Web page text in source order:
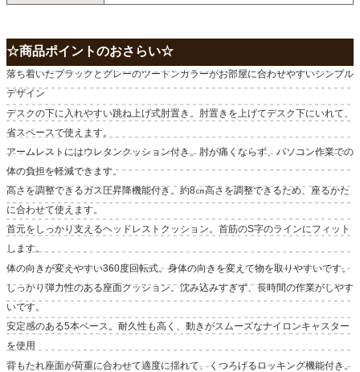
☆商品ポイントのおさらい☆
落ち着いたブラックとグレーのツートンカラーがお部屋に合わせやすいシンプル
デザイン
デスクの下に入れやすい跳ね上げ式肘置き。肘置きを上げてデスク下にいれて、
省スペースで使えます。
アームレストにはウレタンクッション付き。肘が痛くならず、パソコン作業での
体の負担を軽減できます。
高さを調整できるガス圧昇降機能付き。約8㎝高さを調整できるため、座るかた
に合わせて使えます。
首元をしっかり支えるヘッドレストクッション。首筋のS字のラインにフィット
します。
体の向きが変えやすい360度回転式。身体の向きを変えて物を取りやすいです。
しっかり弾力性のある座面クッション。沈み込みすぎず、長時間の作業がしやす
いです。
安定感のある5本ベース。耐久性も高く、動きがスムーズなナイロンキャスター
を使用
背もたれ座面が荷重に合わせて適度に揺れて、くつろげるロッキング機能付き。